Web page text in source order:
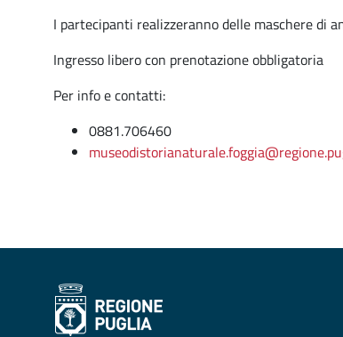
I partecipanti realizzeranno delle maschere di
Ingresso libero con prenotazione obbligatoria
Per info e contatti:
0881.706460
museodistorianaturale.foggia@